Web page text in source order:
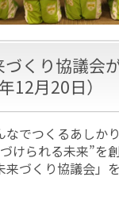
くり協議会
12月20日）
なでつくるあしか
けられる未来”を
来づくり協議会」